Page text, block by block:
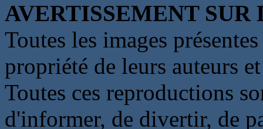
AVERTISSEMENT
Toutes les images
propriété de leurs auteurs
Toutes ces reproductions
d'informer, de divertir, de